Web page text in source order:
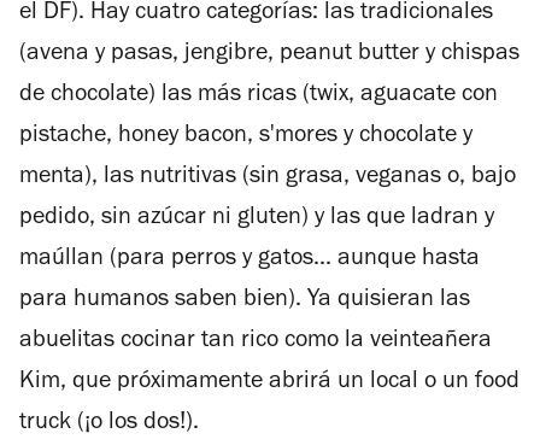
el DF). Hay cuatro categorías: las tradicionales
(avena y pasas, jengibre, peanut butter y chispas
de chocolate) las más ricas (twix, aguacate con
pistache, honey bacon, s'mores y chocolate y
menta), las nutritivas (sin grasa, veganas o, bajo
pedido, sin azúcar ni gluten) y las que ladran y
maúllan (para perros y gatos... aunque hasta
para humanos saben bien). Ya quisieran las
abuelitas cocinar tan rico como la veinteañera
Kim, que próximamente abrirá un local o un food
truck (¡o los dos!).